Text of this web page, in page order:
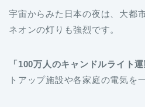
宇宙からみた日本の夜は、大都
ネオンの灯りも強烈です。
「100万人のキャンドルライト運
トアップ施設や各家庭の電気を